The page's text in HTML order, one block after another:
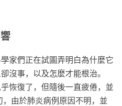
家們正在試圖弄明白為什麼它
沒事，以及怎麼才能根治。
恢復了，但隨後一直疲倦，並
由於肺炎病例原因不明，並